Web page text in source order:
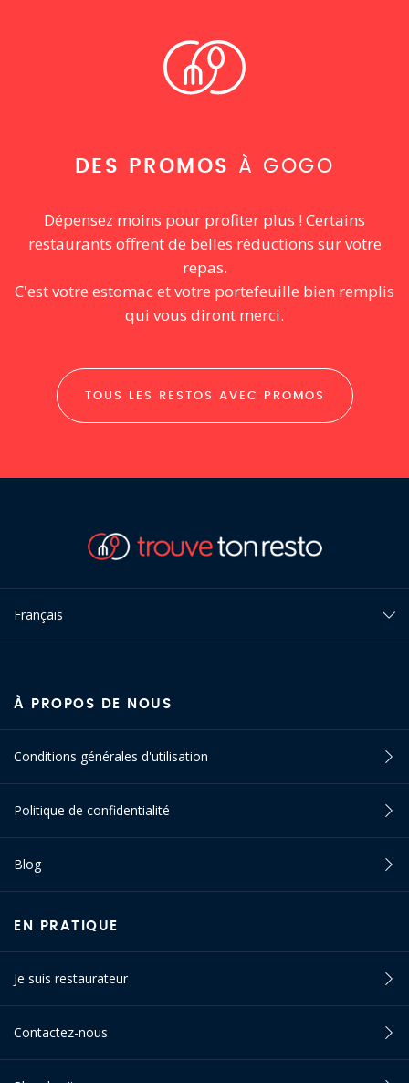
DES PROMOS À GOGO
Dépensez moins pour profiter plus ! Certains
restaurants offrent de belles réductions sur votre
repas.
C'est votre estomac et votre portefeuille bien remplis
qui vous diront merci.
TOUS LES RESTOS AVEC PROMOS
Français
À PROPOS DE NOUS
Conditions générales d'utilisation
Politique de confidentialité
Blog
EN PRATIQUE
Je suis restaurateur
Contactez-nous